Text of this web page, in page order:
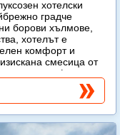
хотелски
градче
борови хълмове,
хотелът е
комфорт и
смесица от
атмосфера.